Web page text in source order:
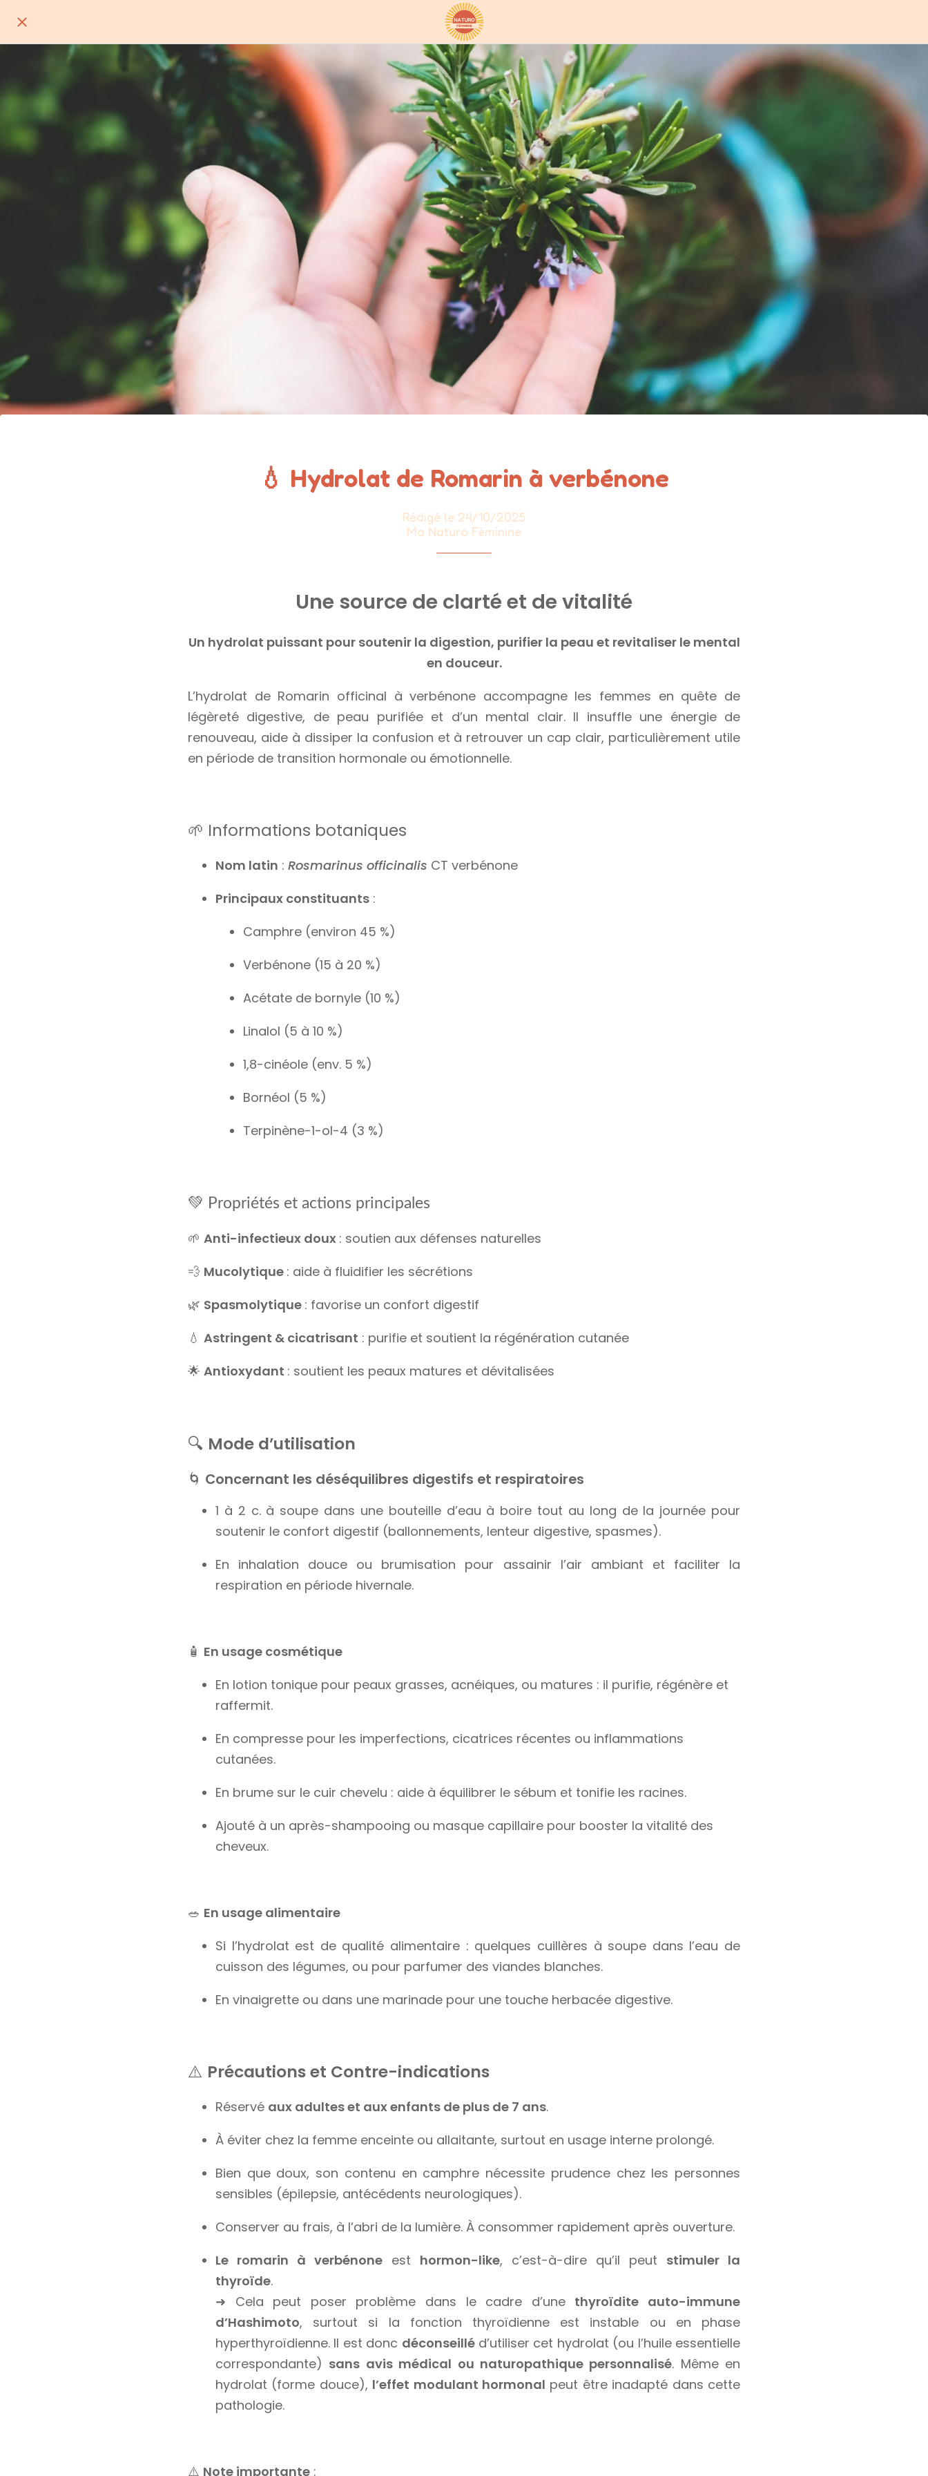
💧 Hydrolat de Romarin à verbénone
Rédigé le 24/10/2025
Ma Naturo Féminine
Une source de clarté et de vitalité
Un hydrolat puissant pour soutenir la digestion, purifier la peau et revitaliser le mental
en douceur.
L’hydrolat de Romarin officinal à verbénone accompagne les femmes en quête de
légèreté digestive, de peau purifiée et d’un mental clair. Il insuffle une énergie de
renouveau, aide à dissiper la confusion et à retrouver un cap clair, particulièrement utile
en période de transition hormonale ou émotionnelle.
🌱 Informations botaniques
Nom latin : Rosmarinus officinalis CT verbénone
Principaux constituants :
Camphre (environ 45 %)
Verbénone (15 à 20 %)
Acétate de bornyle (10 %)
Linalol (5 à 10 %)
1,8-cinéole (env. 5 %)
Bornéol (5 %)
Terpinène-1-ol-4 (3 %)
💚 Propriétés et actions principales
🌱 Anti-infectieux doux : soutien aux défenses naturelles
💨 Mucolytique : aide à fluidifier les sécrétions
🌿 Spasmolytique : favorise un confort digestif
💧 Astringent & cicatrisant : purifie et soutient la régénération cutanée
🌟 Antioxydant : soutient les peaux matures et dévitalisées
🔍 Mode d’utilisation
🌀 Concernant les déséquilibres digestifs et respiratoires
1 à 2 c. à soupe dans une bouteille d’eau à boire tout au long de la journée pour
soutenir le confort digestif (ballonnements, lenteur digestive, spasmes).
En inhalation douce ou brumisation pour assainir l’air ambiant et faciliter la
respiration en période hivernale.
🧴 En usage cosmétique
En lotion tonique pour peaux grasses, acnéiques, ou matures : il purifie, régénère et
raffermit.
En compresse pour les imperfections, cicatrices récentes ou inflammations
cutanées.
En brume sur le cuir chevelu : aide à équilibrer le sébum et tonifie les racines.
Ajouté à un après-shampooing ou masque capillaire pour booster la vitalité des
cheveux.
🥗 En usage alimentaire
Si l’hydrolat est de qualité alimentaire : quelques cuillères à soupe dans l’eau de
cuisson des légumes, ou pour parfumer des viandes blanches.
En vinaigrette ou dans une marinade pour une touche herbacée digestive.
⚠️ Précautions et Contre-indications
Réservé aux adultes et aux enfants de plus de 7 ans.
À éviter chez la femme enceinte ou allaitante, surtout en usage interne prolongé.
Bien que doux, son contenu en camphre nécessite prudence chez les personnes
sensibles (épilepsie, antécédents neurologiques).
Conserver au frais, à l’abri de la lumière. À consommer rapidement après ouverture.
Le romarin à verbénone est hormon-like, c’est-à-dire qu’il peut stimuler la
thyroïde.
➜ Cela peut poser problème dans le cadre d’une thyroïdite auto-immune
d’Hashimoto, surtout si la fonction thyroïdienne est instable ou en phase
hyperthyroïdienne. Il est donc déconseilléd’utiliser cet hydrolat (ou l’huile essentielle
correspondante) sans avis médical ou naturopathique personnalisé. Même en
hydrolat (forme douce), l’effet modulant hormonal peut être inadapté dans cette
pathologie.
⚠️ Note importante :